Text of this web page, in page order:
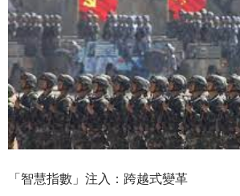
「智慧指數」注入：跨越式變革